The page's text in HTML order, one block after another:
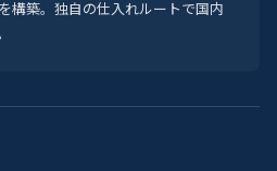
構築。独自の仕入れルートで国内